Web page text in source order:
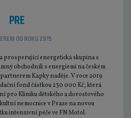
PRE
OD ROKU 2015
prosperující energetická skupina s
obchodník s energiemi na českém
Kapky naděje. V roce 2019
fond částkou 230 000 Kč, která
pro Kliniku dětského a dorostového
nemocnice v Praze na novou
intenzivní péče ve FN Motol.